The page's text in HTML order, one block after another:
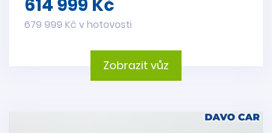
614 999 Kč
679 999 Kč v hotovosti
Zobrazit vůz